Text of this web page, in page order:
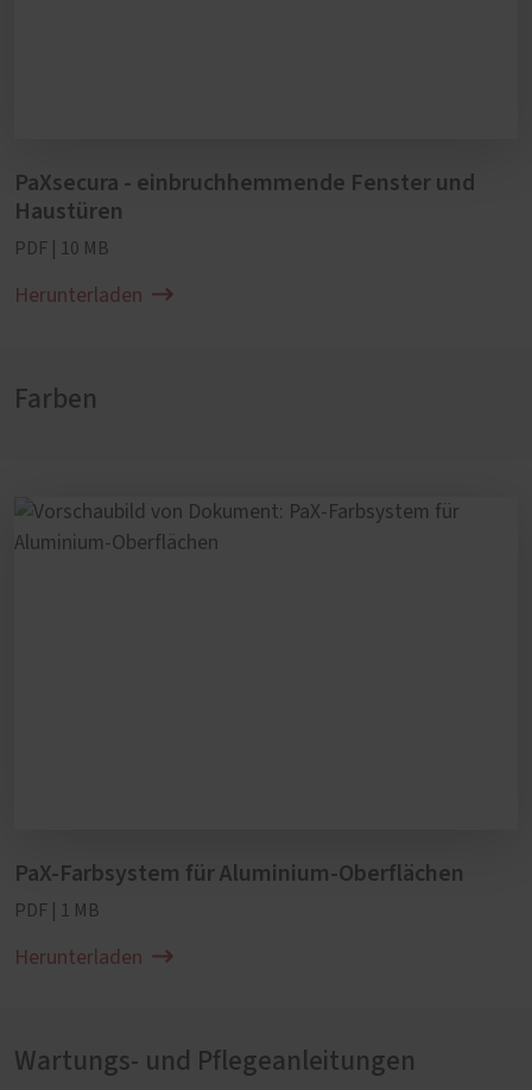
PaXsecura - einbruchhemmende Fenster und
Haustüren
PDF | 10 MB
Herunterladen
Farben
PaX-Farbsystem für Aluminium-Oberflächen
PDF | 1 MB
Herunterladen
Wartungs- und Pflegeanleitungen